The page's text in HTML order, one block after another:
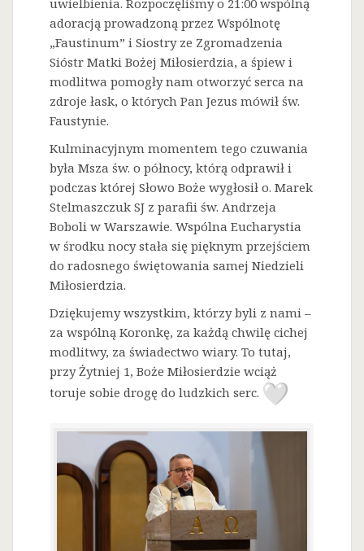
uwielbienia. Rozpoczęliśmy o 21:00 wspólną
adoracją prowadzoną przez Wspólnotę
„Faustinum” i Siostry ze Zgromadzenia
Sióstr Matki Bożej Miłosierdzia, a śpiew i
modlitwa pomogły nam otworzyć serca na
zdroje łask, o których Pan Jezus mówił św.
Faustynie.
Kulminacyjnym momentem tego czuwania
była Msza św. o północy, którą odprawił i
podczas której Słowo Boże wygłosił o. Marek
Stelmaszczuk SJ z parafii św. Andrzeja
Boboli w Warszawie. Wspólna Eucharystia
w środku nocy stała się pięknym przejściem
do radosnego świętowania samej Niedzieli
Miłosierdzia.
Dziękujemy wszystkim, którzy byli z nami –
za wspólną Koronkę, za każdą chwilę cichej
modlitwy, za świadectwo wiary. To tutaj,
przy Żytniej 1, Boże Miłosierdzie wciąż
toruje sobie drogę do ludzkich serc.